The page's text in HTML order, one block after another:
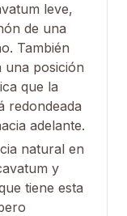
leve,
de una
También
una posición
que la
redondeada
adelante.
natural en
y
tiene esta